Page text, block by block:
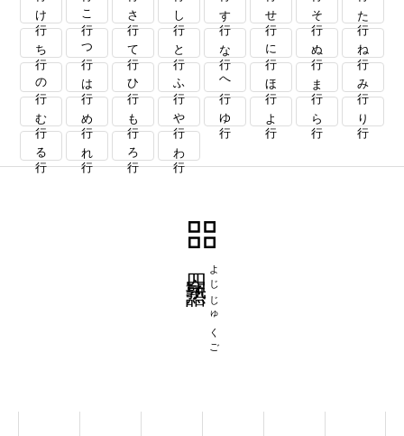
け行 こ行 さ行 し行 す行 せ行 そ行 た行
ち行 つ行 て行 と行 な行 に行 ぬ行 ね行
の行 は行 ひ行 ふ行 へ行 ほ行 ま行 み行
む行 め行 も行 や行 ゆ行 よ行 ら行 り行
る行 れ行 ろ行 わ行
よじじゅくご